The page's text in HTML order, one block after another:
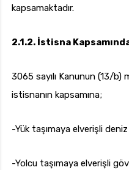
kapsamaktadır.
2.1.2. İstisna
3065 sayılı Kanunun (13/
istisnanın kapsamına;
-Yük taşımaya elverişli deniz
-Yolcu taşımaya elverişli